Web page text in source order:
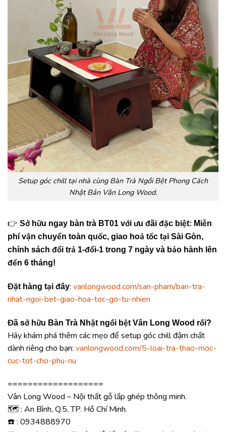
Setup góc chill tại nhà cùng Bàn Trà Ngồi Bệt Phong Cách
Nhật Bản Vân Long Wood.
👉 Sở hữu ngay bàn trà BT01 với ưu đãi đặc biệt: Miễn
phí vận chuyển toàn quốc, giao hoả tốc tại Sài Gòn,
chính sách đổi trả 1-đổi-1 trong 7 ngày và bảo hành lên
đến 6 tháng!
Đặt hàng tại đây: vanlongwood.com/san-pham/ban-tra-
nhat-ngoi-bet-giao-hoa-toc-go-tu-nhien
Đã sở hữu Bàn Trà Nhật ngồi bệt Vân Long Wood rồi?
Hãy khám phá thêm các mẹo để setup góc chill đậm chất
dành riêng cho bạn: vanlongwood.com/5-loai-tra-thao-moc-
cuc-tot-cho-phu-nu
===================
Vân Long Wood – Nội thất gỗ lắp ghép thông minh.
🗺️ : An Bình, Q.5, TP. Hồ Chí Minh.
☎️ : 0934888970